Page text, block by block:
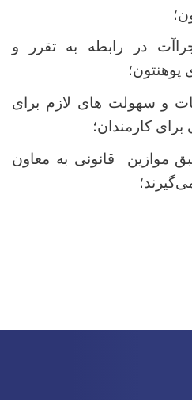
در رابطه به تقرر و
پوهنتون؛
و سهولت های لازم برای
کارمندان؛
موازین قانونی به معاون